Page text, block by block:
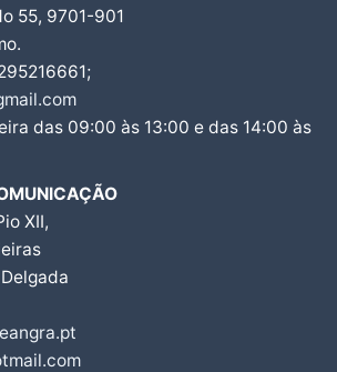
55, 9701-901
das 09:00 às 13:00 e das 14:00 às
XII,